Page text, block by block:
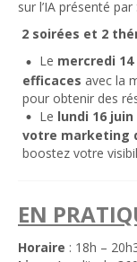
sur l’IA présenté
2 soirées et 2
Le mercredi 14
efficaces avec la
pour obtenir des
Le lundi 16 juin
votre marketing
boostez votre
EN
Horaire : 18h –